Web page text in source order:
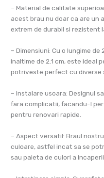
– Material de calitate
acest brau nu doar ca are un
extrem de durabil si rezistent
– Dimensiuni: Cu o lungime de
inaltime de 2.1 cm, este ideal
potriveste perfect cu diverse
– Instalare usoara: Designul
fara complicatii, facandu-l
pentru renovari rapide.
– Aspect versatil: Braul
culoare, astfel incat sa se
sau paleta de culori a incaperii.